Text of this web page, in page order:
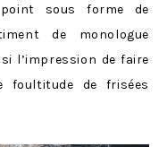
point sous forme de
de monologue
l’impression de faire
foultitude de frisées